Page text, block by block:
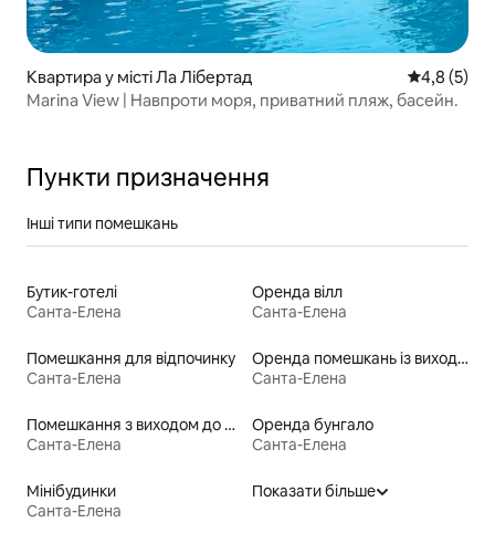
Квартира у місті Ла Лібертад Середня
4,8 (5)
Marina View | Навпроти моря, приватний пляж, басейн.
Пункти призначення
Інші типи помешкань
Бутик-готелі
Санта-Елена
Оренда вілл
Санта-Елена
Помешкання для відпочинку
Санта-Елена
Оренда помешкань із виходом до пляжу
Санта-Елена
Помешкання з виходом до пляжу
Санта-Елена
Оренда бунгало
Санта-Елена
Мінібудинки
Санта-Елена
Показати більше